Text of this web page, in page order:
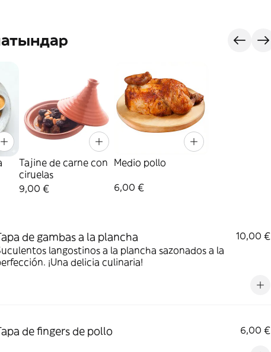
Tajine de carne con
ciruelas
9,00 €
Medio pollo
6,00 €
de gambas a la plancha
10,00 €
langostinos a la plancha sazonados a la
¡Una delicia culinaria!
de fingers de pollo 6,00 €